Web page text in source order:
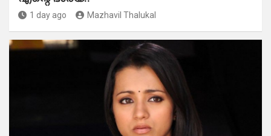
1 day ago Mazhavil Thalukal